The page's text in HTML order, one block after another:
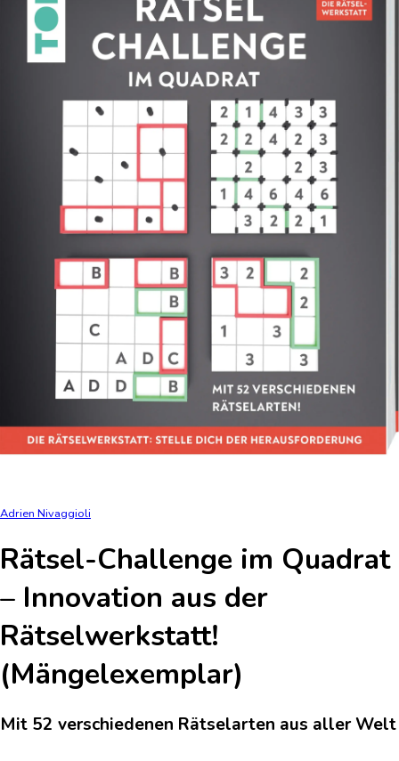
Adrien Nivaggioli
Rätsel-Challenge im Quadrat
– Innovation aus der
Rätselwerkstatt!
(Mängelexemplar)
Mit 52 verschiedenen Rätselarten aus aller Welt